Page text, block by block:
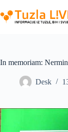
to
content
In memoriam:
Desk